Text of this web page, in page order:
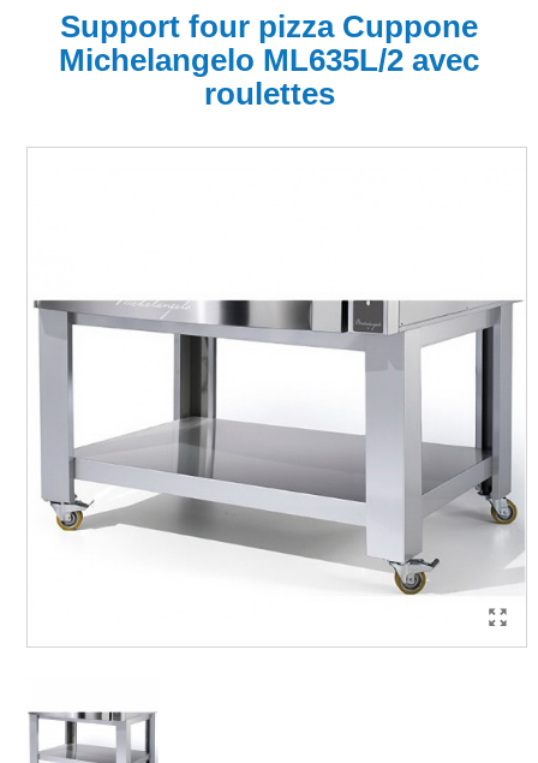
Support four pizza Cuppone
Michelangelo ML635L/2 avec
roulettes